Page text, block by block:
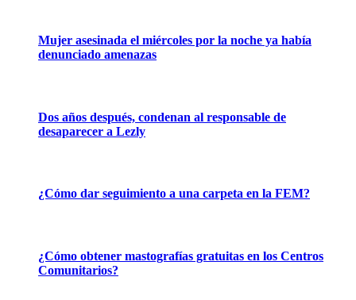
Mujer asesinada el miércoles por la noche ya había
denunciado amenazas
Dos años después, condenan al responsable de
desaparecer a Lezly
¿Cómo dar seguimiento a una carpeta en la FEM?
¿Cómo obtener mastografías gratuitas en los Centros
Comunitarios?